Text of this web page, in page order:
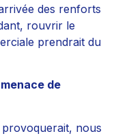
des renforts
rouvrir le
prendrait du
de
provoquerait, nous